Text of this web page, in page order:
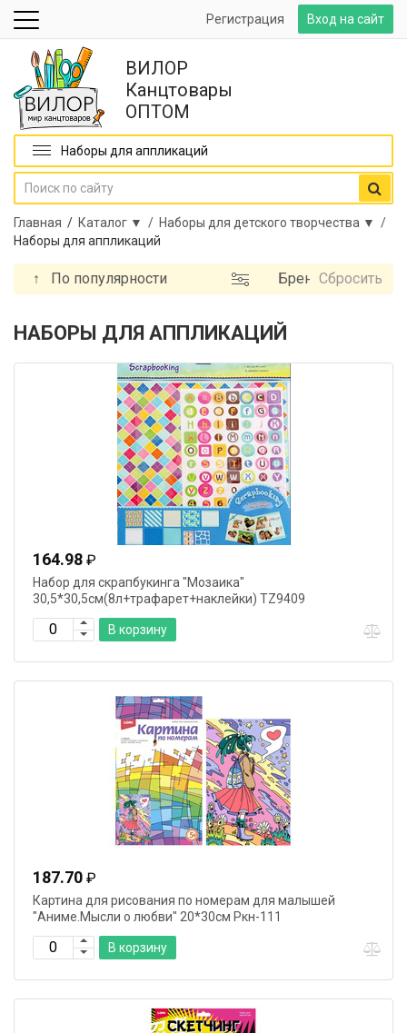
Вход на сайт
Регистрация
ВИЛОР
Канцтовары
ОПТОМ
Наборы для аппликаций
Главная / Каталог ▼ / Наборы для детского творчества ▼ /
Наборы для аппликаций
↑ По популярности БрендСбросить
НАБОРЫ ДЛЯ АППЛИКАЦИЙ
164.98 ₽
Набор для скрапбукинга "Мозаика"
30,5*30,5см(8л+трафарет+наклейки) TZ9409
В корзину
187.70 ₽
Картина для рисования по номерам для малышей
"Аниме.Мысли о любви" 20*30см Ркн-111
В корзину